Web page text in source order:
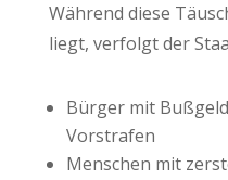
Während diese
liegt, verfolgt der
Bürger mit
Vorstrafen
Menschen mit